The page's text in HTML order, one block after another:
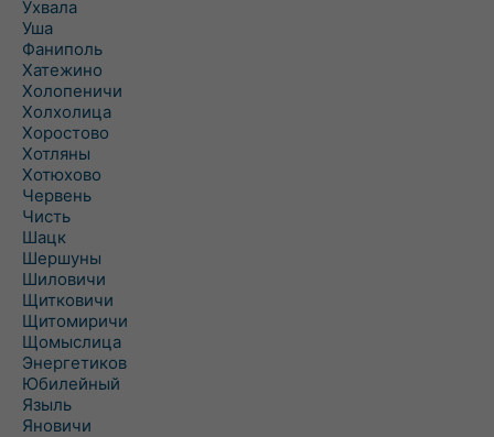
Ухвала
Уша
Фаниполь
Хатежино
Холопеничи
Холхолица
Хоростово
Хотляны
Хотюхово
Червень
Чисть
Шацк
Шершуны
Шиловичи
Щитковичи
Щитомиричи
Щомыслица
Энергетиков
Юбилейный
Языль
Яновичи